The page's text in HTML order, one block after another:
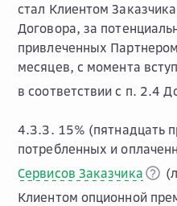
стал Клиентом
Договора, за
привлеченных
месяцев, с момента
в соответствии с п. 2.4
4.3.3. 15% (пятнадцать
потребленных и
Сервисов Заказчика
Клиентом опционной